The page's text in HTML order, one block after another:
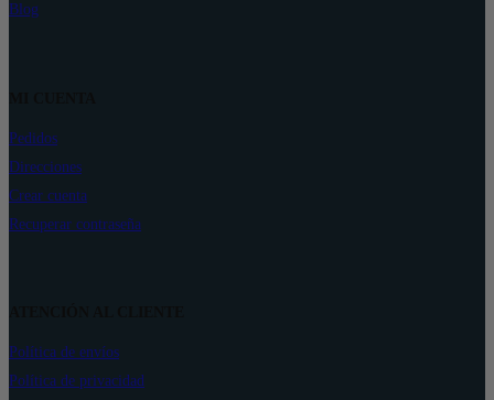
Blog
Pedidos
Direcciones
Crear cuenta
Recuperar contraseña
Política de envíos
Política de privacidad